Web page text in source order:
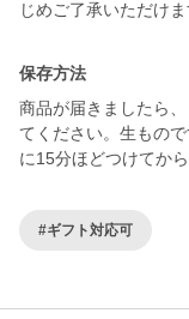
保存方法
商品が届きましたら
てください。生もの
に15分ほどつけてか
#ギフト対応可